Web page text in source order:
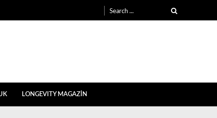
for:
LONGEVITY MAGAZİN